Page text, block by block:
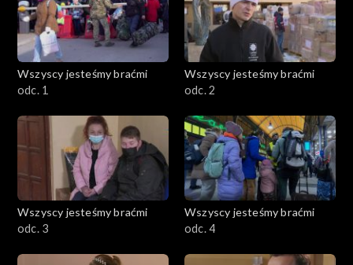
Wszyscy jesteśmy braćmi
odc. 1
Wszyscy jesteśmy braćmi
odc. 2
Wszyscy jesteśmy braćmi
odc. 3
Wszyscy jesteśmy braćmi
odc. 4